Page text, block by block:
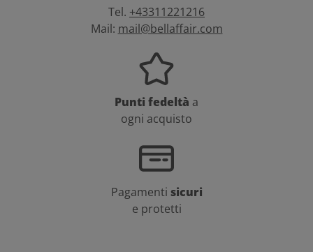
Tel. +43311221216
Mail: mail@bellaffair.com
Punti fedeltà a
ogni acquisto
Pagamenti sicuri
e protetti